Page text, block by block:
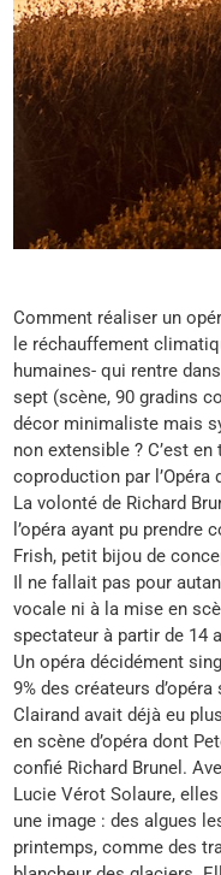
Comment réaliser un
le réchauffement
humaines- qui rentre
sept (scène, 90 gradins
décor minimaliste mais
non extensible ? C’est
coproduction par l’Opéra
La volonté de Richard
l’opéra ayant pu prendre
Frish, petit bijou de
Il ne fallait pas pour
vocale ni à la mise en
spectateur à partir de 14
Un opéra décidément
9% des créateurs
Clairand avait déjà eu
en scène d’opéra dont
confié Richard Brunel.
Lucie Vérot Solaure,
une image : des algues
printemps, comme des